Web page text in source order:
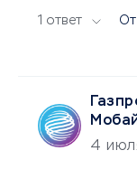
1 ответ
4